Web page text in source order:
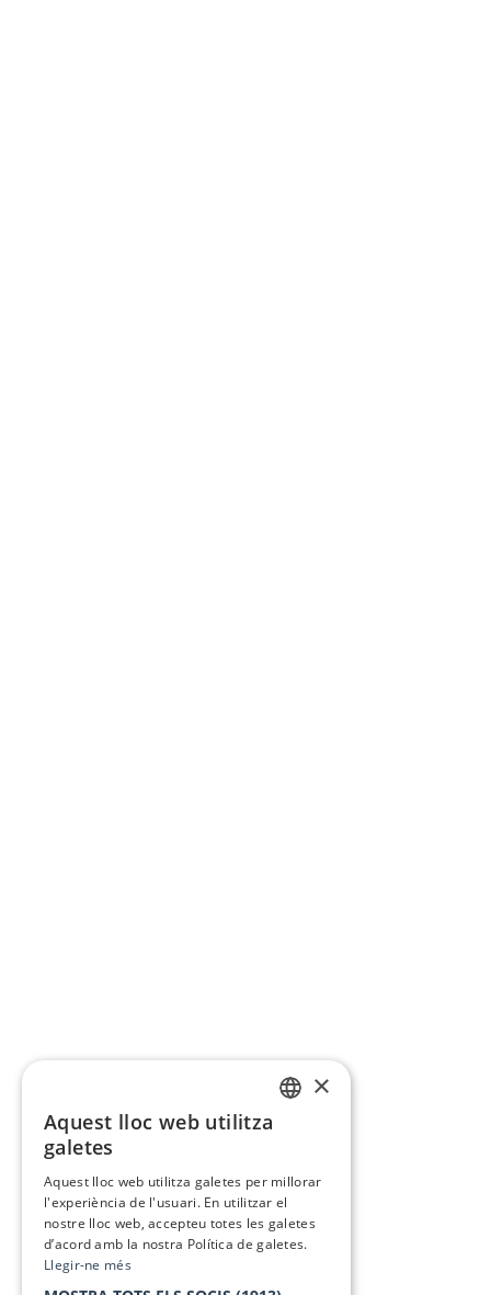
×
Aquest lloc web utilitza
galetes
Aquest lloc web utilitza galetes per millorar
l'experiència de l'usuari. En utilitzar el
nostre lloc web, accepteu totes les galetes
d’acord amb la nostra Política de galetes.
Llegir-ne més